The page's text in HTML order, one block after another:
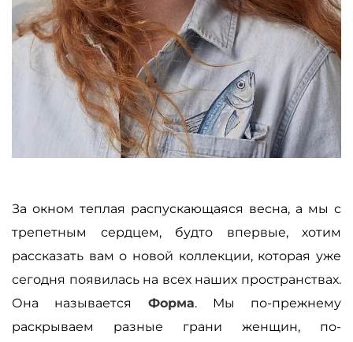
За окном теплая распускающаяся весна, а мы с
трепетным сердцем, будто впервые, хотим
рассказать вам о новой коллекции, которая уже
сегодня появилась на всех наших пространствах.
Она называется Форма. Мы по-прежнему
раскрываем разные грани женщин, по-